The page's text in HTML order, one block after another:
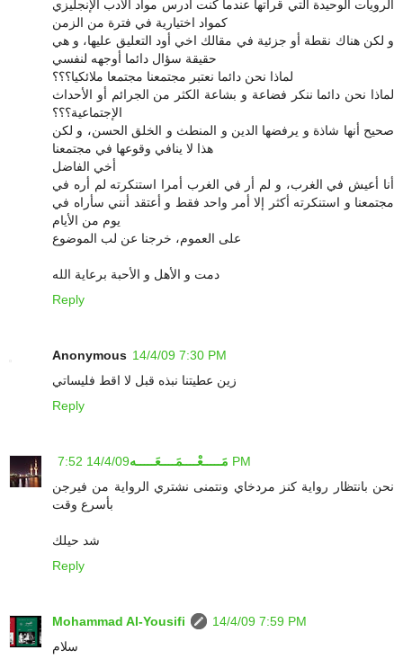
الرويات الوحيدة التي قرأتها عندما كنت ادرس مواد الأدب الإنجليزي
كمواد اختيارية في فترة من الزمن
و لكن هناك نقطة أو جزئية في مقالك اخي أود التعليق عليها، و هي
حقيقة سؤال دائما أوجهه لنفسي
لماذا نحن دائما نعتبر مجتمعنا مجتمعا ملائكيا؟؟؟
لماذا نحن دائما ننكر فضاعة و بشاعة الكثر من الجرائم أو الأحداث
الإجتماعية؟؟؟
صحيح أنها شاذة و يرفضها الدين و المنطث و الخلق الحسن، و لكن
هذا لا ينافي وقوعها في مجتمعنا
أخي الفاضل
أنا أعيش في الغرب، و لم أر في الغرب أمرا استنكرته لم أره في
مجتمعنا و استنكرته أكثر إلا أمر واحد فقط و أعتقد أنني سأراه في
يوم من الأيام
على العموم، خرجنا عن لب الموضوع
دمت و الأهل و الأحبة برعاية الله
Reply
Anonymous 14/4/09 7:30 PM
زين عطيتنا نبذه قبل لا اقط فليساتي
Reply
مَـــــعْــــمَــــعَـــــه 14/4/09 7:52 PM
نحن بانتظار رواية كنز مردخاي ونتمنى نشتري الرواية من فيرجن
بأسرع وقت
شد حيلك
Reply
Mohammad Al-Yousifi
14/4/09 7:59 PM
سلام